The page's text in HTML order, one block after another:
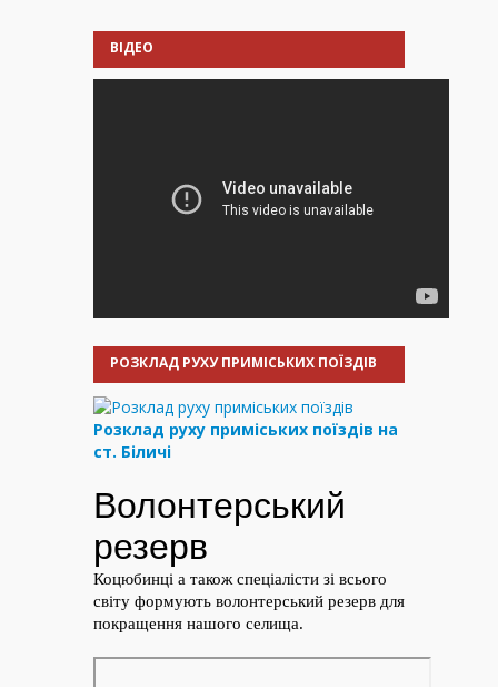
ВІДЕО
РОЗКЛАД РУХУ ПРИМІСЬКИХ ПОЇЗДІВ
Розклад руху приміських поїздів на
ст. Біличі